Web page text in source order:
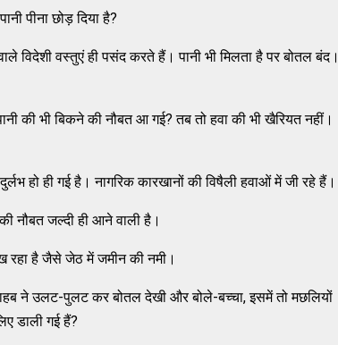
पीना छोड़ दिया है?
विदेशी वस्तुएं ही पसंद करते हैं। पानी भी मिलता है पर बोतल बंद।
की भी बिकने की नौबत आ गई? तब तो हवा की भी खैरियत नहीं।
हो ही गई है। नागरिक कारखानों की विषैली हवाओं में जी रहे हैं।
नौबत जल्दी ही आने वाली है।
रहा है जैसे जेठ में जमीन की नमी।
ने उलट-पुलट कर बोतल देखी और बोले-बच्चा, इसमें तो मछलियों
डाली गई हैं?